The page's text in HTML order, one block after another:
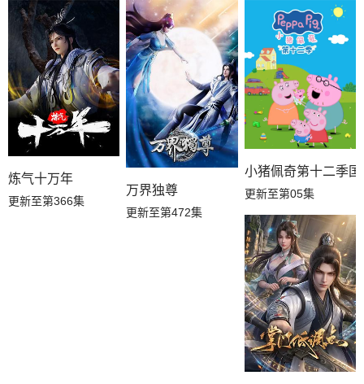
第03集 第02集 第01集
炼气十万年
更新至第366集
万界独尊
更新至第472集
小猪佩奇第十二季国
更新至第05集